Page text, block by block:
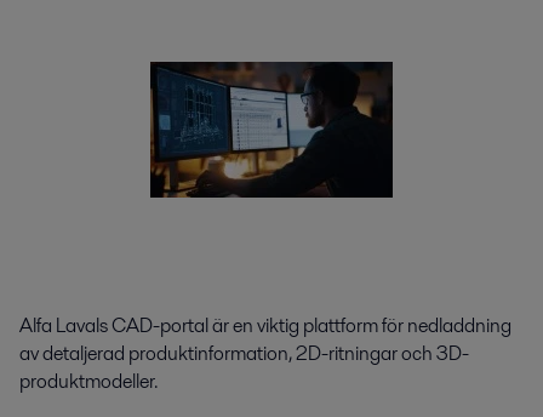
Alfa Lavals CAD-portal är en viktig plattform för nedladdning
av detaljerad produktinformation, 2D-ritningar och 3D-
produktmodeller.